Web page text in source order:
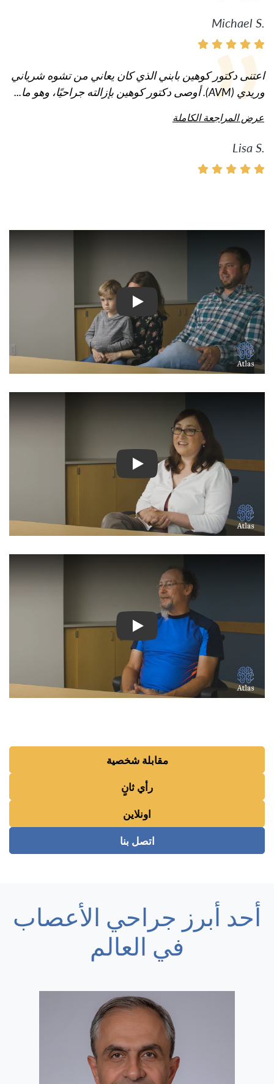
Michael S.
اعتنى دكتور كوهين بابني الذي كان يعاني من تشوه شرياني
وريدي (AVM). أوصى دكتور كوهين بإزالته جراحيًا، وهو ما...
عرض المراجعة الكاملة
Lisa S.
شاهد الفيديو: قصص ملهمة
مقابلة شخصية
رأي ثانٍ
اونلاين
اتصل بنا
أحد أبرز جراحي الأعصاب
في العالم